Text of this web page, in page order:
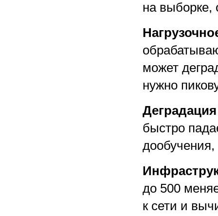
на выборке,
может
нужно
быстро
дообучения,
до 500
к сети и